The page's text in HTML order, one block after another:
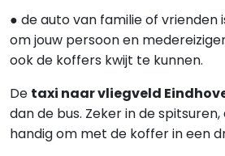
● de auto van familie of vrienden
om jouw persoon en
ook de koffers kwijt te kunnen.
De taxi naar vliegveld
dan de bus. Zeker in de
handig om met de koffer in een